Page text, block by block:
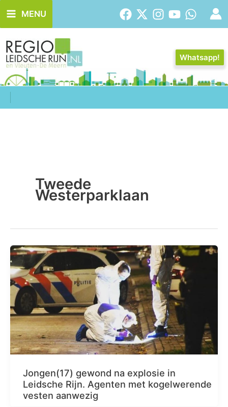
naar
de
inhoud
MENU
Whatsapp!
Tweede
Westerparklaan
Jongen(17) gewond na explosie in
Leidsche Rijn. Agenten met kogelwerende
vesten aanwezig